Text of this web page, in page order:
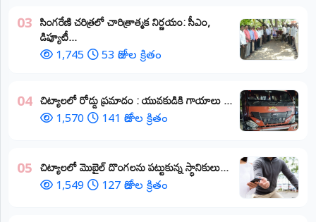
03 ​సింగరేణి చరిత్రలో చారిత్రాత్మక నిర్ణయం: సీఎం,
డిప్యూటీ...
1,745 53 రోజుల క్రితం
04 చిట్యాలలో రోడ్డు ప్రమాదం : యువకుడికి గాయాలు ​...
1,570 141 రోజుల క్రితం
05 చిట్యాలలో మొబైల్ దొంగలను పట్టుకున్న స్థానికులు...
1,549 127 రోజుల క్రితం